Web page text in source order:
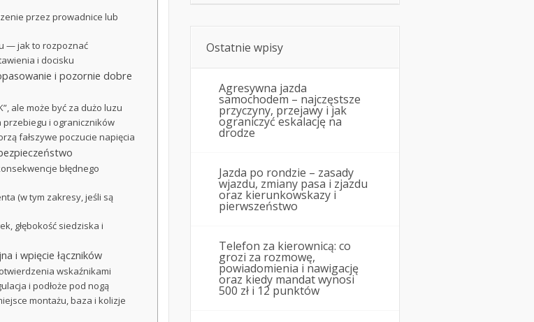
przez prowadnice lub
— jak to rozpoznać
i docisku
i pozornie dobre
ale może być za dużo luzu
przebiegu i ograniczników
fałszywe poczucie napięcia
błędnego
(w tym zakresy, jeśli są
głębokość siedziska i
i wpięcie łączników
wskaźnikami
i podłoże pod nogą
montażu, baza i kolizje
Ostatnie wpisy
Agresywna jazda
samochodem – najczęstsze
przyczyny, przejawy i jak
ograniczyć eskalację na
drodze
Jazda po rondzie – zasady
wjazdu, zmiany pasa i zjazdu
oraz kierunkowskazy i
pierwszeństwo
Telefon za kierownicą: co
grozi za rozmowę,
powiadomienia i nawigację
oraz kiedy mandat wynosi
500 zł i 12 punktów